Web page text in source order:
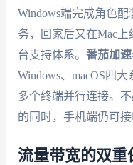
Windows端完成角色
务，回家后又在Mac
台支持体系。 番茄加
Windows、macOS四
多个终端并行连接。
的同时，手机端仍可接
流量带宽的双重